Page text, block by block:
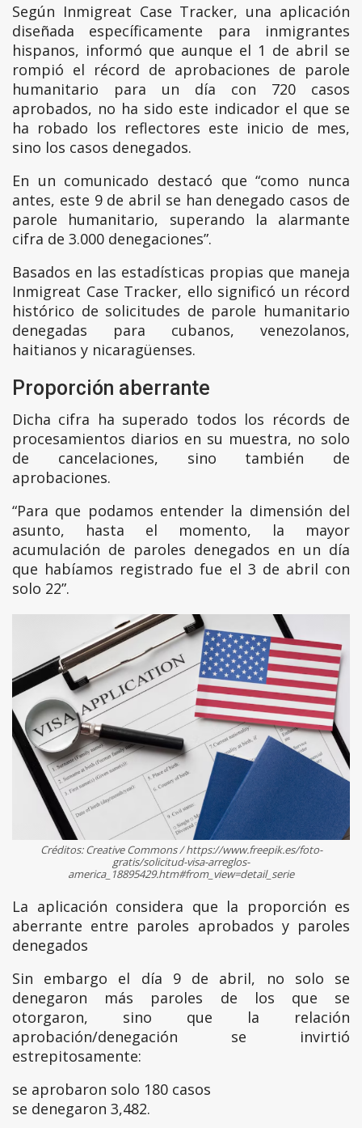
Según Inmigreat Case Tracker, una aplicación
diseñada específicamente para inmigrantes
hispanos, informó que aunque el 1 de abril se
rompió el récord de aprobaciones de parole
humanitario para un día con 720 casos
aprobados, no ha sido este indicador el que se
ha robado los reflectores este inicio de mes,
sino los casos denegados.
En un comunicado destacó que “como nunca
antes, este 9 de abril se han denegado casos de
parole humanitario, superando la alarmante
cifra de 3.000 denegaciones”.
Basados en las estadísticas propias que maneja
Inmigreat Case Tracker, ello significó un récord
histórico de solicitudes de parole humanitario
denegadas para cubanos, venezolanos,
haitianos y nicaragüenses.
Proporción aberrante
Dicha cifra ha superado todos los récords de
procesamientos diarios en su muestra, no solo
de cancelaciones, sino también de
aprobaciones.
“Para que podamos entender la dimensión del
asunto, hasta el momento, la mayor
acumulación de paroles denegados en un día
que habíamos registrado fue el 3 de abril con
solo 22”.
Créditos: Creative Commons / https://www.freepik.es/foto-
gratis/solicitud-visa-arreglos-
america_18895429.htm#from_view=detail_serie
La aplicación considera que la proporción es
aberrante entre paroles aprobados y paroles
denegados
Sin embargo el día 9 de abril, no solo se
denegaron más paroles de los que se
otorgaron, sino que la relación
aprobación/denegación se invirtió
estrepitosamente:
se aprobaron solo 180 casos
se denegaron 3,482.